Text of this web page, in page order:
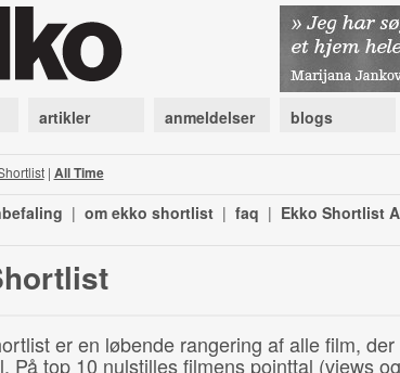
artikler anmeldelser blogs
| All Time
| om ekko shortlist | faq | Ekko Shortlist
er en løbende rangering af alle film,
På top 10 nulstilles filmens pointtal (views